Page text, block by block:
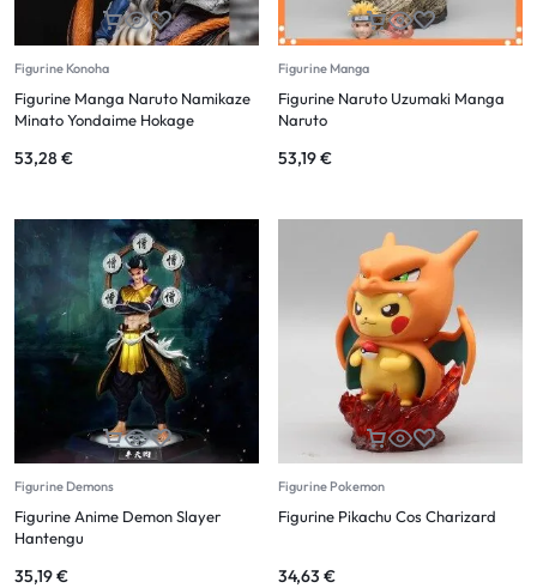
Figurine Konoha
Figurine Manga Naruto Namikaze
Minato Yondaime Hokage
53,28€
Figurine Manga
Figurine Naruto Uzumaki Manga
Naruto
53,19€
Figurine Demons
Figurine Anime Demon Slayer
Hantengu
35,19€
Figurine Pokemon
Figurine Pikachu Cos Charizard
34,63 €